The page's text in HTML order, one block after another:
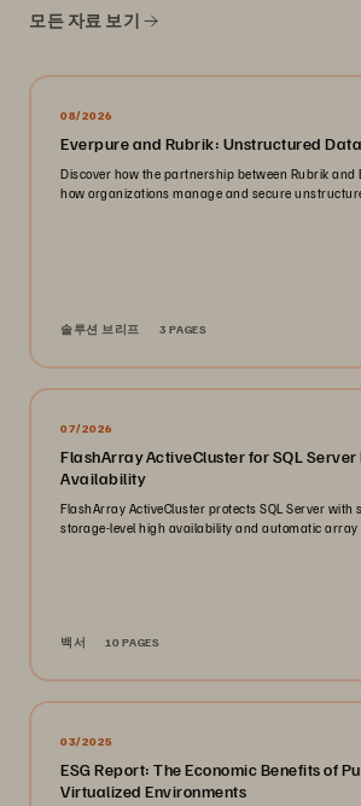
모든 자료 보기
08/2026
Everpure and Rubrik: Unstructured
Discover how the partnership between Rubrik and
how organizations manage and secure
솔루션 브리프 3 PAGES
07/2026
FlashArray ActiveCluster for SQL Server
Availability
FlashArray ActiveCluster protects SQL Server with
storage-level high availability and automatic array
백서 10 PAGES
03/2025
ESG Report: The Economic Benefits of
Virtualized Environments